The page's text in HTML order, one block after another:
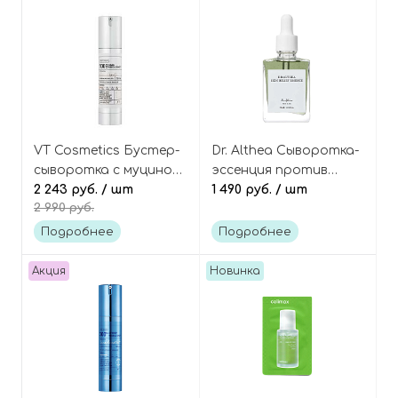
VT Cosmetics Бустер-
сыворотка с муцином
улитки и микроиглами
(спикулами), Snail
Reedle Shot 100B
2 243 руб. / шт
2 990 руб.
Подробнее
Dr. Althea Сыворотка-
эссенция против
купероза с 85%
Relief Essence
1 490 руб. / шт
Подробнее
Акция Новинка